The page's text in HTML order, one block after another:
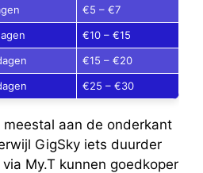
€5 – €7
€10 – €15
€15 – €20
€25 – €30
aan de onderkant
GigSky iets duurder
My.T kunnen goedkoper